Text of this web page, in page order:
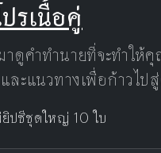
รเนื้อคู่
ดูคำทำนายที่จะทำให้
ละแนวทางเพื่อก้าวไป
ปซีชุดใหญ่ 10 ใบ